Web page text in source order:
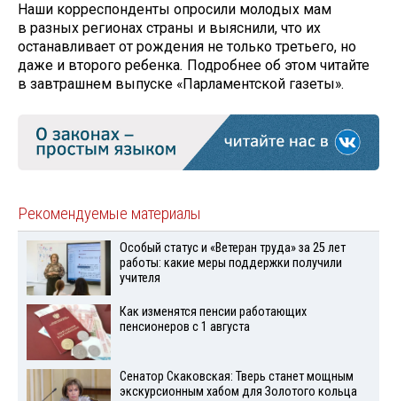
Наши корреспонденты опросили молодых мам
в разных регионах страны и выяснили, что их
останавливает от рождения не только третьего, но
даже и второго ребенка. Подробнее об этом читайте
в завтрашнем выпуске «Парламентской газеты».
Рекомендуемые материалы
Особый статус и «Ветеран труда» за 25 лет
работы: какие меры поддержки получили
учителя
Как изменятся пенсии работающих
пенсионеров с 1 августа
Сенатор Скаковская: Тверь станет мощным
экскурсионным хабом для Золотого кольца